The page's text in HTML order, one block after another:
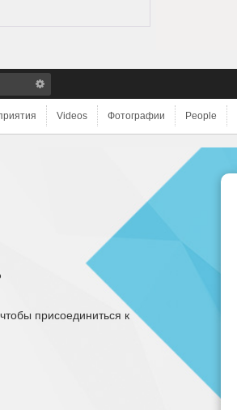
Videos Фотографии People
присоединиться к